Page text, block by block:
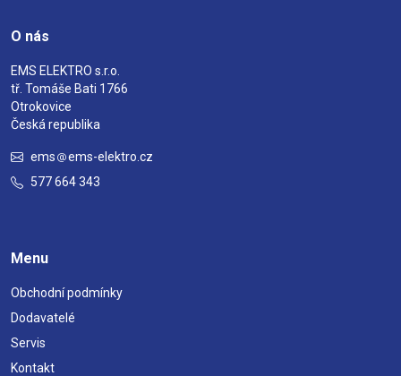
O nás
EMS ELEKTRO s.r.o.
tř. Tomáše Bati 1766
Otrokovice
Česká republika
ems
ems-elektro.cz
577 664 343
Menu
Obchodní podmínky
Dodavatelé
Servis
Kontakt